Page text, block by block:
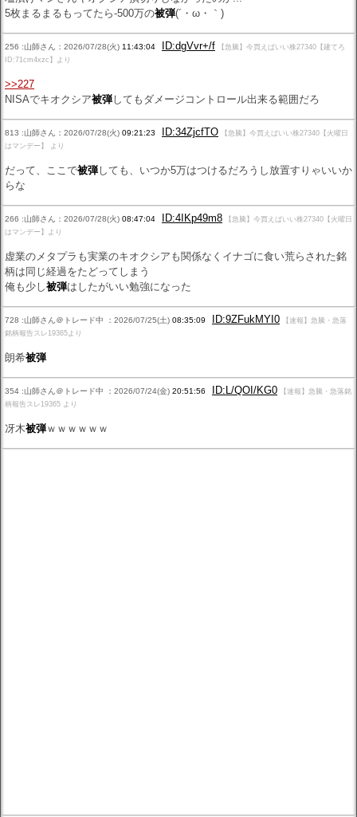
5枚まるまるもってたら-500万の被弾(´・ω・｀)
256 :山師さん：2026/07/28(火) 11:43:04 ID:dgVvr+/f
【急騰】今買えばいい株27340【建てろ
ID:71cm4xzc】より
>>227
NISAでキオクシア被弾してもダメージコントロール出来る範囲だろ
813 :山師さん：2026/07/28(火) 09:21:23 ID:34ZjcfTO
【急騰】今買えばいい株27340【火曜日
はマンデー】 より
だって、ここで被弾しても、いつか5万はつけるだろうし放置すりゃいいか
らな
266 :山師さん：2026/07/28(火) 08:47:04 ID:4IKp49m8
【急騰】今買えばいい株27340【火曜日
はマンデー】より
虚業のメタプラも実業のキオクシアも関係なくイナゴに食い荒らされた銘
柄は同じ経過をたどってしまう
俺も少し被弾はしたがいい勉強になった
728 :山師さん＠トレード中 ：2026/07/25(土) 08:35:09 ID:9ZFukMYI0
【速報】急騰・急落
銘柄報告スレ19365より
朗希被弾
354 :山師さん＠トレード中 ：2026/07/24(金) 20:51:56 ID:L/QOI/KG0
【速報】急騰・急落銘
柄報告スレ19365 より
冴木被弾ｗｗｗｗｗｗ